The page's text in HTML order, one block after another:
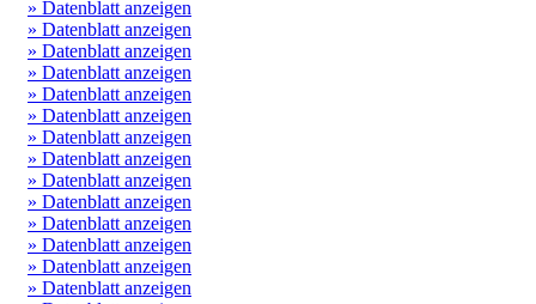
» Datenblatt anzeigen
» Datenblatt anzeigen
» Datenblatt anzeigen
» Datenblatt anzeigen
» Datenblatt anzeigen
» Datenblatt anzeigen
» Datenblatt anzeigen
» Datenblatt anzeigen
» Datenblatt anzeigen
» Datenblatt anzeigen
» Datenblatt anzeigen
» Datenblatt anzeigen
» Datenblatt anzeigen
» Datenblatt anzeigen